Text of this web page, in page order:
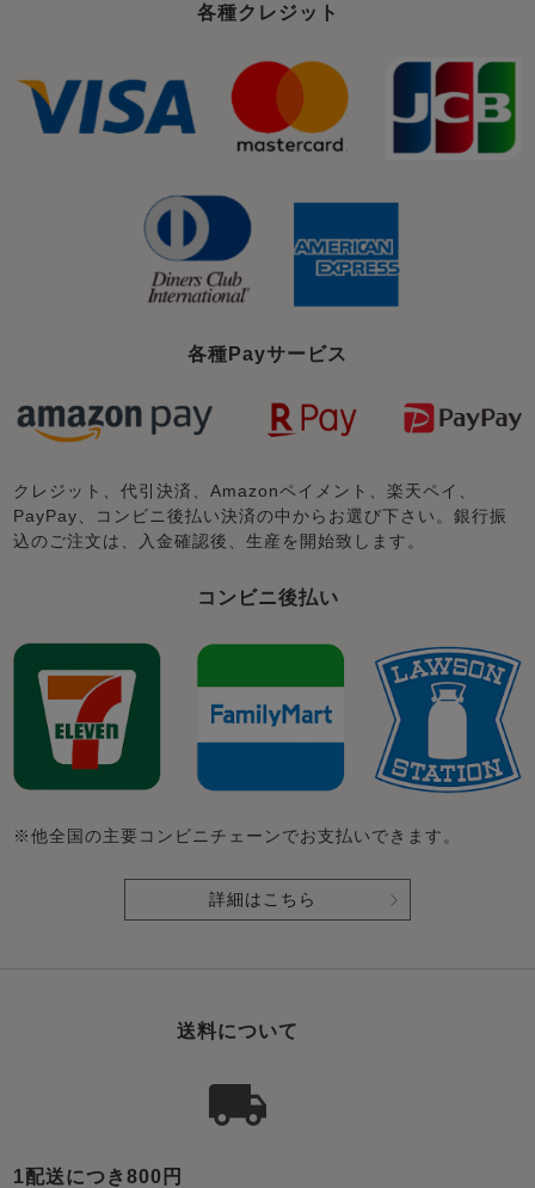
各種クレジット
各種Payサービス
クレジット、代引決済、Amazonペイメント、楽天ペイ、
PayPay、コンビニ後払い決済の中からお選び下さい。銀行振
込のご注文は、入金確認後、生産を開始致します。
コンビニ後払い
※他全国の主要コンビニチェーンでお支払いできます。
詳細はこちら
送料について
1配送につき800円